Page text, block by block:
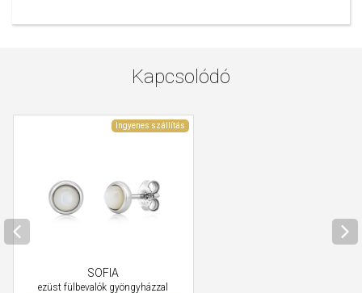
Kapcsolódó
Ingyenes szállítás
SOFIA
ezüst fülbevalók gyöngyházzal